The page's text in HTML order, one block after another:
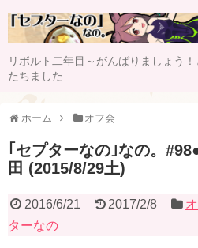
リボルト二年目～がんばりましょう
たちました
ホーム オフ会
｢セプターなの｣なの。
田 (2015/8/29土)
2016/6/21 2017/2/8
ターなの